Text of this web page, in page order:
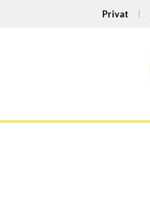
Privat